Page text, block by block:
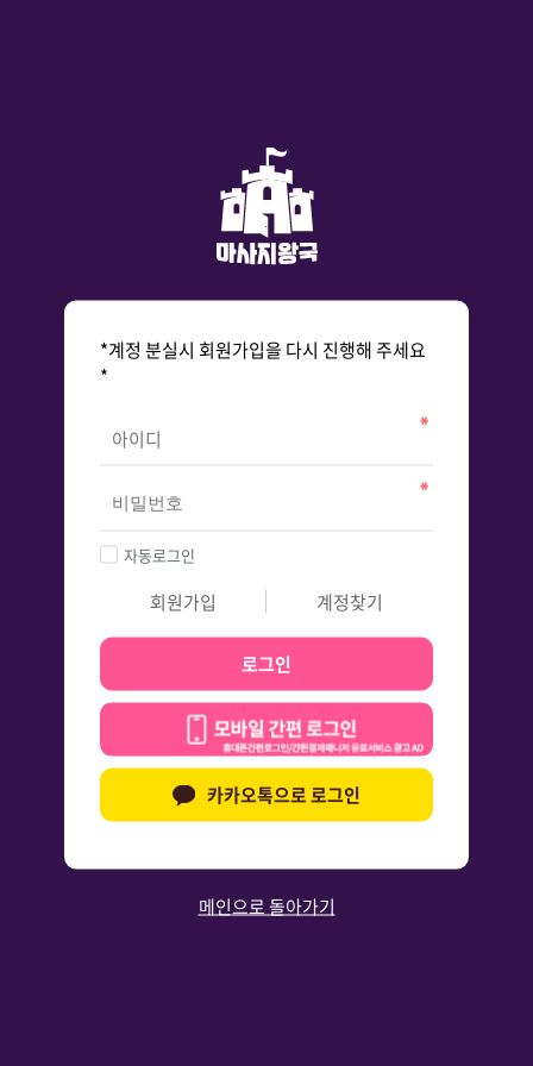
*계정 분실시 회원가입을 다시 진행해 주세요
*
자동로그인
회원가입 계정찾기
로그인
카카오톡으로 로그인
메인으로 돌아가기